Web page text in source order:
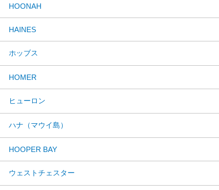
HOONAH
HAINES
ホッブス
HOMER
ヒューロン
ハナ（マウイ島）
HOOPER BAY
ウェストチェスター